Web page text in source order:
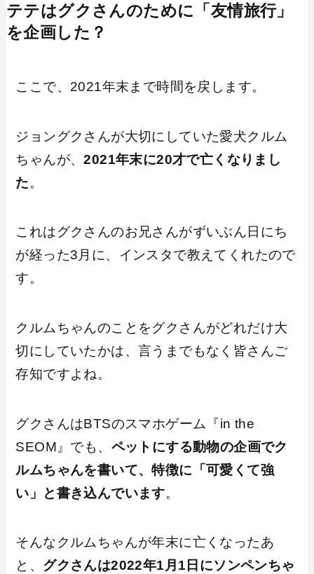
テテはグクさんのために「友情旅行」
を企画した？
ここで、2021年末まで時間を戻します。
ジョングクさんが大切にしていた愛犬クルム
ちゃんが、2021年末に20才で亡くなりまし
た。
これはグクさんのお兄さんがずいぶん日にち
が経った3月に、インスタで教えてくれたので
す。
クルムちゃんのことをグクさんがどれだけ大
切にしていたかは、言うまでもなく皆さんご
存知ですよね。
グクさんはBTSのスマホゲーム『in the
SEOM』でも、 ペットにする動物の企画でク
ルムちゃんを書いて、特徴に「可愛くて強
い」と書き込んでいます。
そんなクルムちゃんが年末に亡くなったあ
と、 グクさんは2022年1月1日にソンペンちゃ